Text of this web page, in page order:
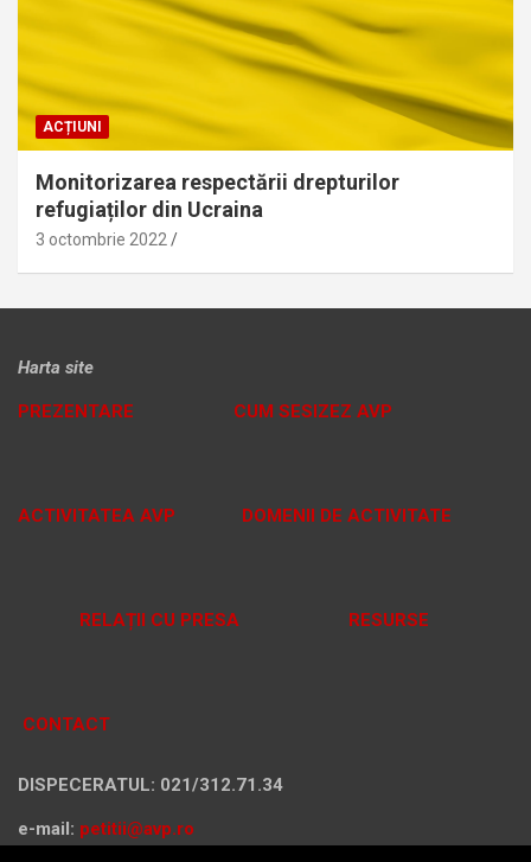
ACȚIUNI
Monitorizarea respectării drepturilor
refugiaților din Ucraina
3 octombrie 2022
Harta site
PREZENTARE CUM SESIZEZ AVP
ACTIVITATEA AVP DOMENII DE ACTIVITATE
RELAȚII CU PRESA RESURSE
CONTACT
DISPECERATUL: 021/312.71.34
e-mail: petitii@avp.ro